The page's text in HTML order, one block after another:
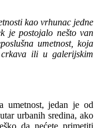
kao vrhunac jedne
je postojalo nešto van
umetnost, koja
ili u galerijskim
umetnost, jedan je od
urbanih sredina, ako
da nećete primetiti